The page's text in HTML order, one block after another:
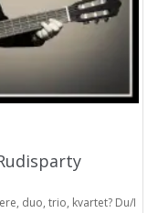
duo, trio, kvartet? Du/I